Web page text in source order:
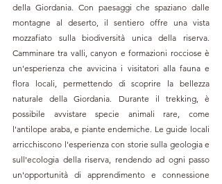
della Giordania. Con paesaggi che spaziano dalle
montagne al deserto, il sentiero offre una vista
mozzafiato sulla biodiversità unica della riserva.
Camminare tra valli, canyon e formazioni rocciose è
un'esperienza che avvicina i visitatori alla fauna e
flora locali, permettendo di scoprire la bellezza
naturale della Giordania. Durante il trekking, è
possibile avvistare specie animali rare, come
l'antilope araba, e piante endemiche. Le guide locali
arricchiscono l'esperienza con storie sulla geologia e
sull'ecologia della riserva, rendendo ad ogni passo
un'opportunità di apprendimento e connessione